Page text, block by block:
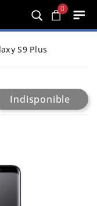
0
S9 Plus
Indisponible